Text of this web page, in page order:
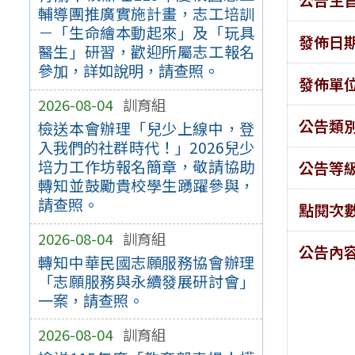
輔導團推廣實施計畫，志工培訓
－「生命繪本動起來」及「玩具
醫生」研習，歡迎所屬志工報名
參加，詳如說明，請查照。
2026-08-04 訓育組
檢送本會辦理「兒少上線中，登
入我們的社群時代！」2026兒少
培力工作坊報名簡章，敬請協助
轉知並鼓勵貴校學生踴躍參與，
請查照。
2026-08-04 訓育組
轉知中華民國志願服務協會辦理
「志願服務與永續發展研討會」
一案，請查照。
2026-08-04 訓育組
發佈日
發佈單
公告類
公告等
點閱次
公告內